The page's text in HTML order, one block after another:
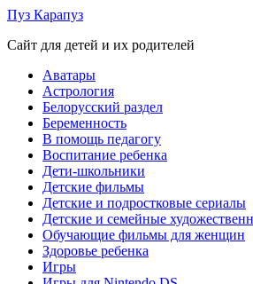
Skip
content
Пуз Карапуз
Сайт для детей и их родителей
Аватары
Астрология
Белорусский раздел
Беременность
В помощь педагогу
Воспитание ребенка
Дети-школьники
Детские фильмы
Детские и подростковые сериалы
Детские и семейные
Обучающие фильмы для женщин
Здоровье ребенка
Игры